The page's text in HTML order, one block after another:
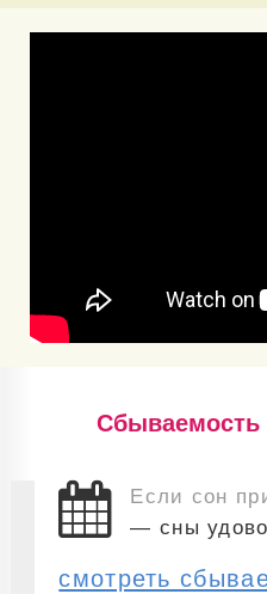
Если сон
— сны
смотреть